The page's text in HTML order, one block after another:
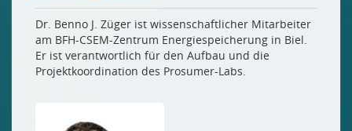
Dr. Benno J. Züger ist wissenschaftlicher Mitarbeiter
am BFH-CSEM-Zentrum Energiespeicherung in Biel.
Er ist verantwortlich für den Aufbau und die
Projektkoordination des Prosumer-Labs.